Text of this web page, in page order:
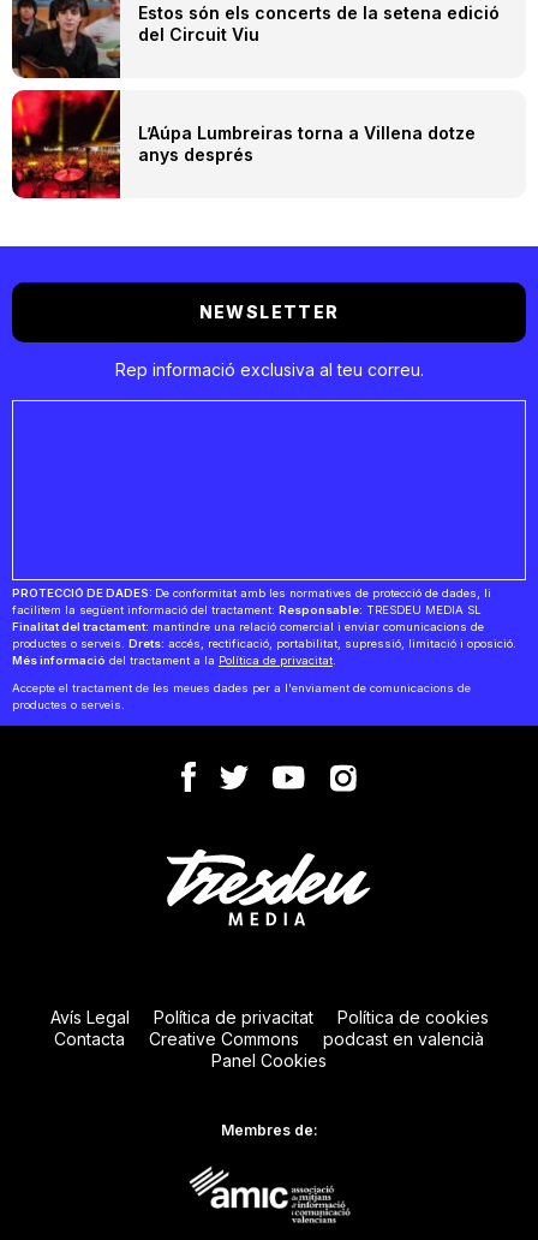
Estos són els concerts de la setena edició
del Circuit Viu
L’Aúpa Lumbreiras torna a Villena dotze
anys després
NEWSLETTER
Rep informació exclusiva al teu correu.
PROTECCIÓ DE DADES: De conformitat amb les normatives de protecció de dades, li
facilitem la següent informació del tractament: Responsable: TRESDEU MEDIA SL
Finalitat del tractament: mantindre una relació comercial i enviar comunicacions de
productes o serveis. Drets: accés, rectificació, portabilitat, supressió, limitació i oposició.
Més informació del tractament a la Política de privacitat
Accepte el tractament de les meues dades per a l'enviament de comunicacions de
productes o serveis.
Avís Legal Política de privacitat
Política de cookies
Contacta
Creative Commons
podcast en valencià
Panel Cookies
Membres de: